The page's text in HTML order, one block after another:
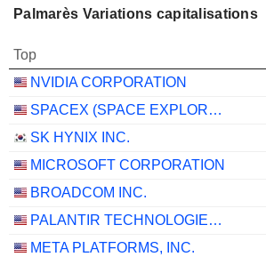
Palmarès Variations capitalisations
Top
NVIDIA CORPORATION
SPACEX (SPACE EXPLORATION TECHNOLOGIES)
SK HYNIX INC.
MICROSOFT CORPORATION
BROADCOM INC.
PALANTIR TECHNOLOGIES INC.
META PLATFORMS, INC.